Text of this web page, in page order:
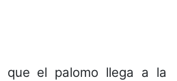
que el palomo llega a la